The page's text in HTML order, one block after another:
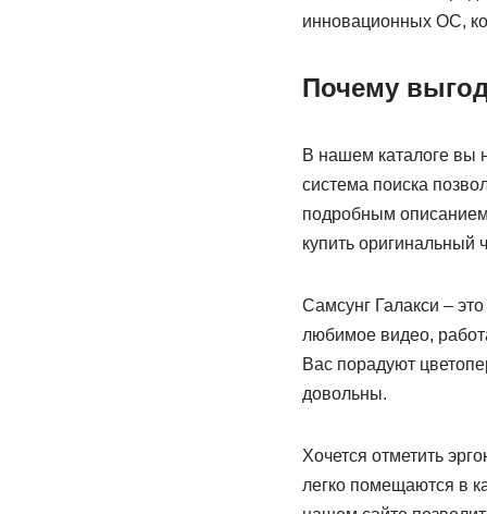
инновационных ОС,
Почему
В нашем каталоге вы
система поиска
подробным
купить оригинальный
Самсунг Галакси –
любимое видео,
Вас порадуют
довольны.
Хочется отметить
легко помещаются в